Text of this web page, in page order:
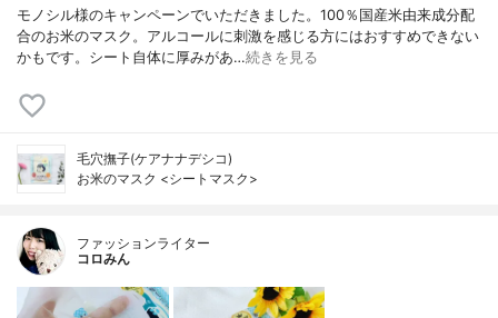
モノシル様のキャンペーンでいただきました。100％国産米由来成分配
合のお米のマスク。アルコールに刺激を感じる方にはおすすめできない
かもです。シート自体に厚みがあ…続きを見る
毛穴撫子(ケアナナデシコ)
お米のマスク <シートマスク>
ファッションライター
コロみん